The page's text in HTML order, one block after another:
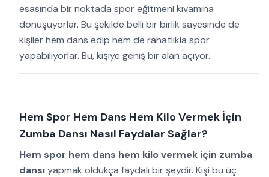
esasında bir noktada spor eğitmeni kıvamına
dönüşüyorlar. Bu şekilde belli bir birlik sayesinde de
kişiler hem dans edip hem de rahatlıkla spor
yapabiliyorlar. Bu, kişiye geniş bir alan açıyor.
Hem Spor Hem Dans Hem Kilo Vermek İçin
Zumba Dansı Nasıl Faydalar Sağlar?
Hem spor hem dans hem kilo vermek için zumba
dansıyapmak oldukça faydalı bir şeydir. Kişi bu üç